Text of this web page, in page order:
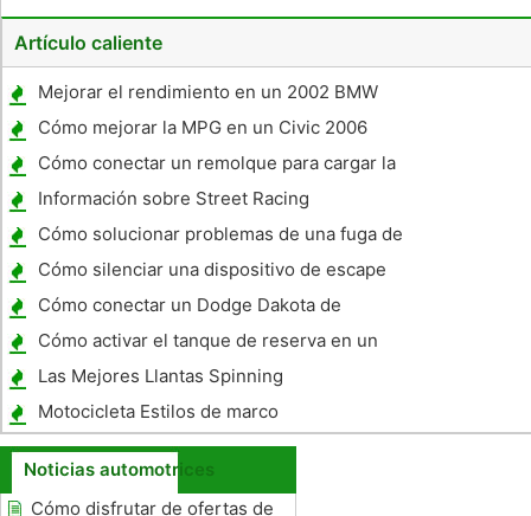
Artículo caliente
Mejorar el rendimiento en un 2002 BMW
530I
Cómo mejorar la MPG en un Civic 2006
Cómo conectar un remolque para cargar la
batería Remolque
Información sobre Street Racing
Cómo solucionar problemas de una fuga de
aceite en un Oldsmobile Alero
Cómo silenciar una dispositivo de escape
después-Market
Cómo conectar un Dodge Dakota de
Remolque
Cómo activar el tanque de reserva en un
Seadoo
Las Mejores Llantas Spinning
Motocicleta Estilos de marco
Noticias automotrices
Cómo disfrutar de ofertas de